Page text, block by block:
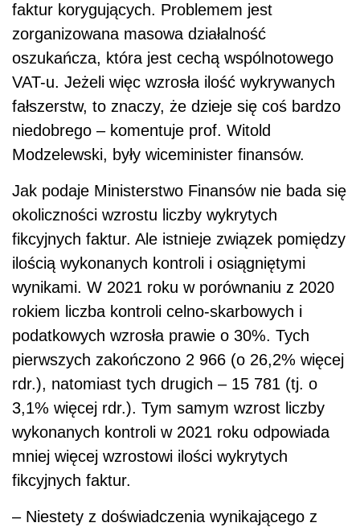
faktur korygujących. Problemem jest
zorganizowana masowa działalność
oszukańcza, która jest cechą wspólnotowego
VAT-u. Jeżeli więc wzrosła ilość wykrywanych
fałszerstw, to znaczy, że dzieje się coś bardzo
niedobrego – komentuje prof. Witold
Modzelewski, były wiceminister finansów.
Jak podaje Ministerstwo Finansów nie bada się
okoliczności wzrostu liczby wykrytych
fikcyjnych faktur. Ale istnieje związek pomiędzy
ilością wykonanych kontroli i osiągniętymi
wynikami. W 2021 roku w porównaniu z 2020
rokiem liczba kontroli celno-skarbowych i
podatkowych wzrosła prawie o 30%. Tych
pierwszych zakończono 2 966 (o 26,2% więcej
rdr.), natomiast tych drugich – 15 781 (tj. o
3,1% więcej rdr.). Tym samym wzrost liczby
wykonanych kontroli w 2021 roku odpowiada
mniej więcej wzrostowi ilości wykrytych
fikcyjnych faktur.
– Niestety z doświadczenia wynikającego z